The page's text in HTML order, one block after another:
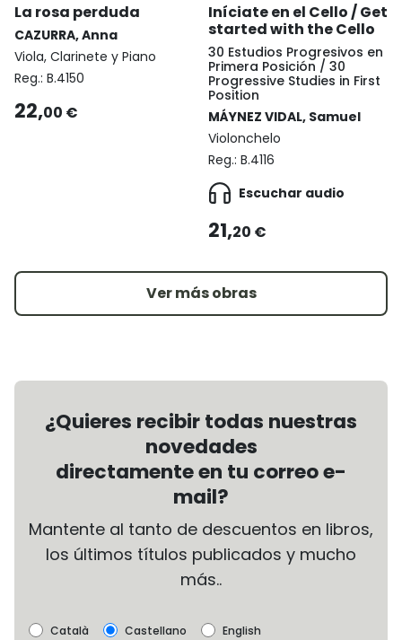
La rosa perduda
CAZURRA, Anna
Viola, Clarinete y Piano
Reg.: B.4150
22,00 €
Iníciate en el Cello / Get
started with the Cello
30 Estudios Progresivos en
Primera Posición / 30
Progressive Studies in First
Position
MÁYNEZ VIDAL, Samuel
Violonchelo
Reg.: B.4116
Escuchar audio
21,20 €
Ver más obras
¿Quieres recibir todas nuestras
novedades
directamente en tu correo e-
mail?
Mantente al tanto de descuentos en libros,
los últimos títulos publicados y mucho
más..
Català Castellano English